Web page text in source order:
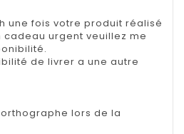
une fois votre produit réalisé
cadeau urgent veuillez me
de livrer a une autre
lors de la